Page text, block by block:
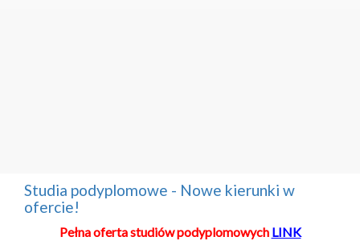
Studia podyplomowe - Nowe kierunki w
ofercie!
Pełna oferta studiów podyplomowych LINK